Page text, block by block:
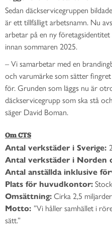
Sedan däckservicegruppen
är ett tillfälligt arbetsnamn. Nu
arbetar på en ny
innan sommaren 2025.
– Vi samarbetar med en
och varumärke som sätter
för. Grunden som läggs nu är
däckservicegrupp som ska stå
säger David Boman.
Om CTS
Antal verkstäder i Sverige:
Antal verkstäder i Norden
Antal anställda inklusive
Plats för huvudkontor:
Omsättning:Cirka 2,5
Motto: ”Vi håller samhället i
sätt.”